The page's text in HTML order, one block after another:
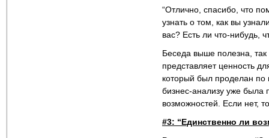
“Отлично, спасибо, что
узнать о том, как вы
вас? Есть ли что-нибудь,
Беседа выше полезна,
представляет ценность
который был проделан
бизнес-анализу уже была
возможностей. Если нет,
#3: “Единственно ли